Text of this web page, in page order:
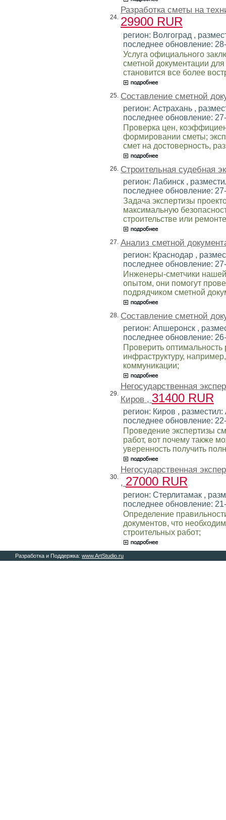
24.
Разработка сметы на
29900 RUR
регион: Волгоград ,
последнее обновление:
Услуга официального
сметной документации
становится все более
25. Составление сметной
регион: Астрахань ,
последнее обновление:
Проверка цен,
формировании сметы;
смет на достоверность,
26. Строительная судебная
регион: Лабинск ,
последнее обновление:
Задача экспертизы
максимальную
строительстве или
27. Анализ сметной
регион: Краснодар ,
последнее обновление:
Инженеры-сметчики
опытом, они помогут
подрядчиком сметной
28. Составление сметной
регион: Апшеронск ,
последнее обновление:
Проверить
инфраструктуру,
коммуникации;
29.
Негосударственная
Киров , 31400 RUR
регион: Киров ,
последнее обновление:
Проведение экспертизы
работ, вот почему также
уверенность получить
30.
Негосударственная
, 27000 RUR
регион: Стерлитамак ,
последнее обновление:
Определение
документов, что
строительных работ;
Разработка и Поддержка: www.ArtStudio.ru